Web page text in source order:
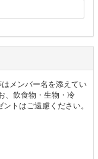
メンバー名を添えてい
、飲食物・生物・冷
トはご遠慮ください。